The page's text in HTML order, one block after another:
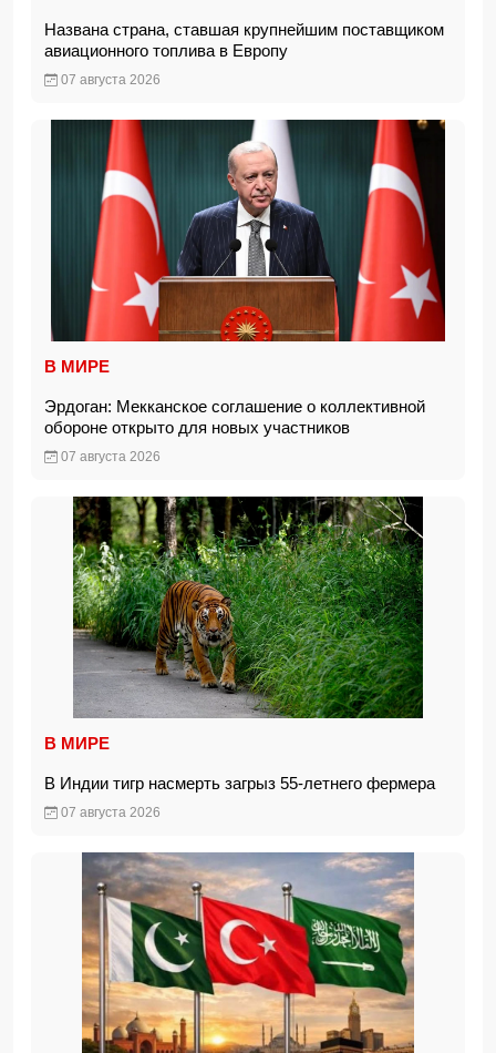
Названа страна, ставшая крупнейшим поставщиком
авиационного топлива в Европу
07 августа 2026
В МИРЕ
Эрдоган: Мекканское соглашение о коллективной
обороне открыто для новых участников
07 августа 2026
В МИРЕ
В Индии тигр насмерть загрыз 55-летнего фермера
07 августа 2026